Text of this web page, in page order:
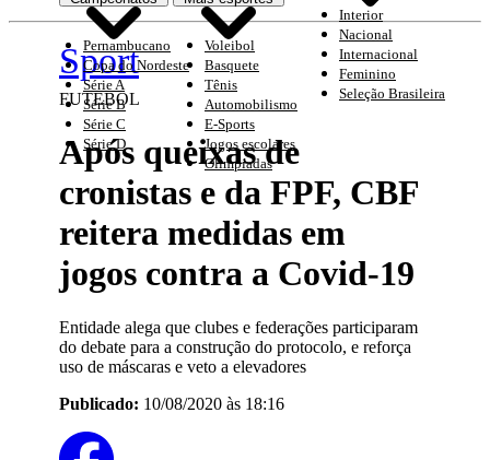
Interior
Nacional
Internacional
Feminino
Seleção Brasileira
Pernambucano
Copa do Nordeste
Série A
Série B
Série C
Série D
Voleibol
Basquete
Tênis
Automobilismo
E-Sports
Jogos escolares
Olimpíadas
Sport
FUTEBOL
Após queixas de
cronistas e da FPF, CBF
reitera medidas em
jogos contra a Covid-19
Entidade alega que clubes e federações participaram
do debate para a construção do protocolo, e reforça
uso de máscaras e veto a elevadores
Publicado: 10/08/2020 às 18:16